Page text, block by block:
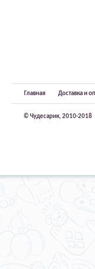
Главная Доставка и
© Чудесарик, 2010-2018